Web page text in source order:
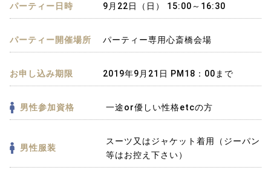
パーティー日時 9月22日（日） 15:00～16:30
パーティー開催場所 パーティー専用心斎橋会場
お申し込み期限 2019年9月21日 PM18：00まで
男性参加資格 一途or優しい性格etcの方
男性服装
スーツ又はジャケット着用（ジーパン
等はお控え下さい）